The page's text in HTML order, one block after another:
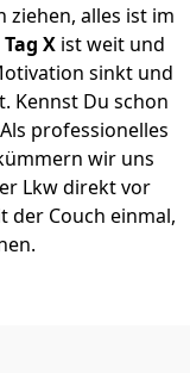
ziehen, alles ist im
Tag Xist weit und
sinkt und
Kennst Du schon
professionelles
wir uns
Lkw direkt vor
der Couch einmal,